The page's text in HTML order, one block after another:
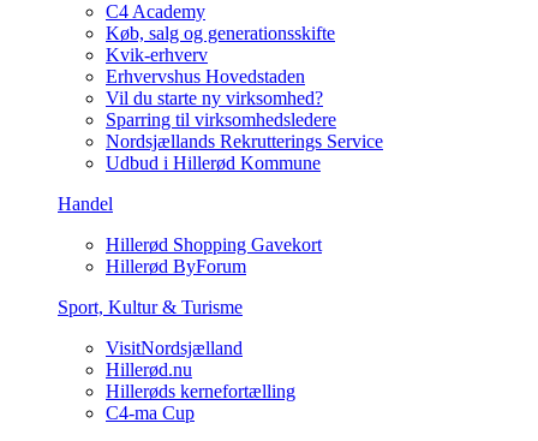
C4 Academy
Køb, salg og generationsskifte
Kvik-erhverv
Erhvervshus Hovedstaden
Vil du starte ny virksomhed?
Sparring til virksomhedsledere
Nordsjællands Rekrutterings Service
Udbud i Hillerød Kommune
Handel
Hillerød Shopping Gavekort
Hillerød ByForum
Sport, Kultur & Turisme
VisitNordsjælland
Hillerød.nu
Hillerøds kernefortælling
C4-ma Cup